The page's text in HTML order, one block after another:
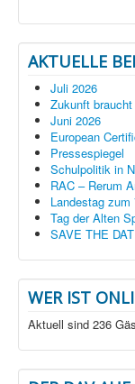
AKTUELLE
Juli 2026
Zukunft
Juni 2026
European
Pressespiegel
Schulpolitik in
RAC – Rerum
Landestag
Tag der Alten
SAVE THE
WER IST
Aktuell sind 236